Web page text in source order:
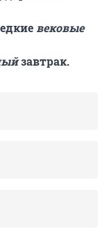
вековые
завтрак.